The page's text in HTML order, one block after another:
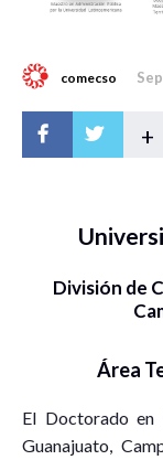
comecso
+
División de
Área
El Doctorado en
Guanajuato,